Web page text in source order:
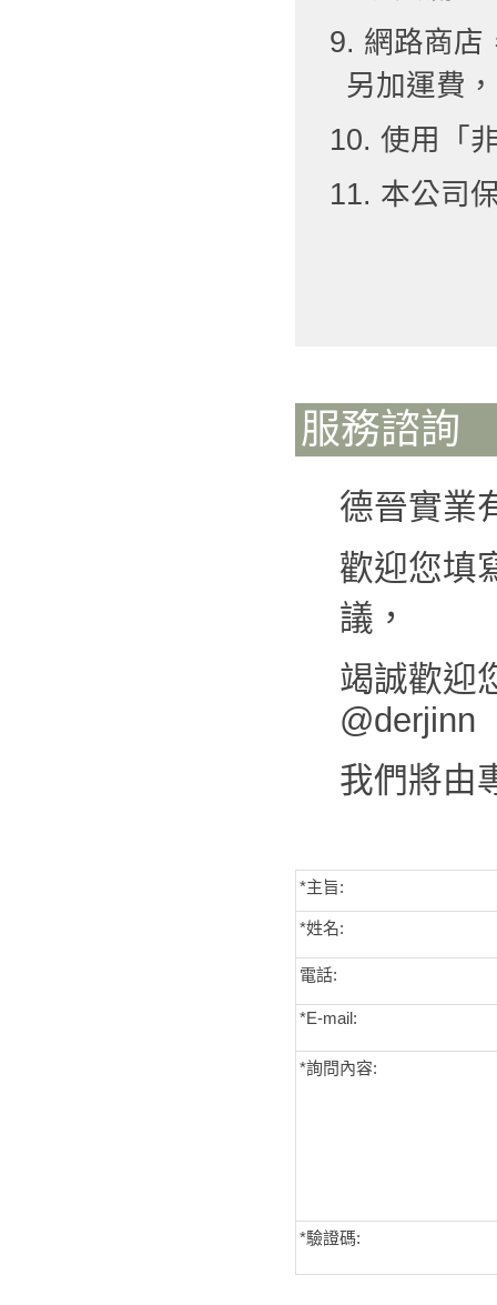
9. 網路商店
另加運費
10. 使用「
11. 本公司
服務諮詢
德晉實業
歡迎您填
議，
竭誠歡迎
@derjinn
我們將由
*主旨:
*姓名:
電話:
*E-mail:
*詢問內容:
*驗證碼: